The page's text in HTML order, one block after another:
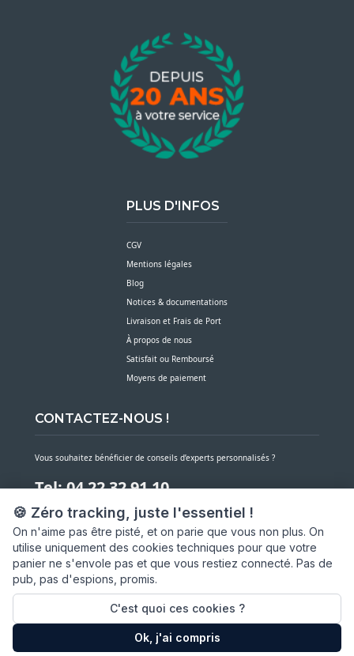
🍪 Zéro tracking, juste l'essentiel !
On n'aime pas être pisté, et on parie que vous non plus. On
utilise uniquement des cookies techniques pour que votre
panier ne s'envole pas et que vous restiez connecté. Pas de
pub, pas d'espions, promis.
C'est quoi ces cookies ?
Ok, j'ai compris
PLUS D'INFOS
CGV
Mentions légales
Blog
Notices & documentations
Livraison et Frais de Port
À propos de nous
Satisfait ou Remboursé
Moyens de paiement
CONTACTEZ-NOUS !
Vous souhaitez bénéficier de conseils d’experts personnalisés ?
Tel: 04 22 32 91 10
Notre service client est à votre écoute du lundi au vendredi de 7h30 à 16h
NOUS CONTACTER PAR MESSAGE
SARL ASP06
66 av. Michel Jourdan
06150 CANNES LA BOCCA